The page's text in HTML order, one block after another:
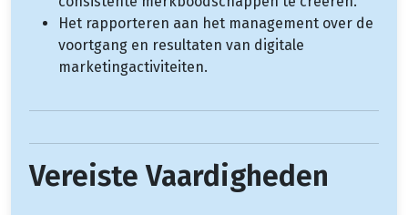
Het rapporteren aan het management over de
voortgang en resultaten van digitale
marketingactiviteiten.
Vereiste Vaardigheden